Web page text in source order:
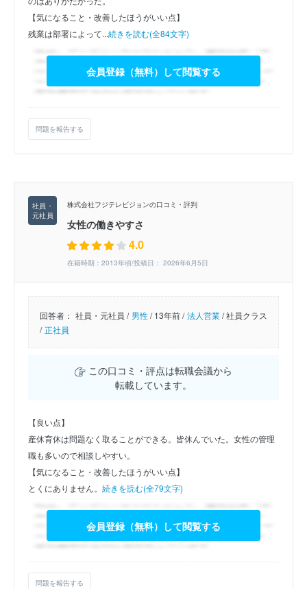
【気になること・改善したほうがいい点】
残業は部署によって...続きを読む(全84文字)
会員登録（無料）して閲覧する
問題を報告する
株式会社フジテレビジョンの口コミ・評判
女性の働きやすさ
4.0
在籍時期：2013年頃/投稿日： 2026年6月5日
回答者： 社員・元社員 / 男性/13年前 / 法人営業/社員クラス
/ 正社員
この口コミ・評点は転職会議から
転載しています。
【良い点】
産休育休は問題なく取ることができる。皆休んでいた。女性の管理
職も多いので相談しやすい。
【気になること・改善したほうがいい点】
とくにありません。 続きを読む(全79文字)
会員登録（無料）して閲覧する
問題を報告する